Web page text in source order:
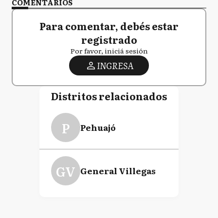
Para comentar, debés estar
registrado
Por favor, iniciá sesión
INGRESA
Distritos relacionados
P Pehuajó
GV General Villegas